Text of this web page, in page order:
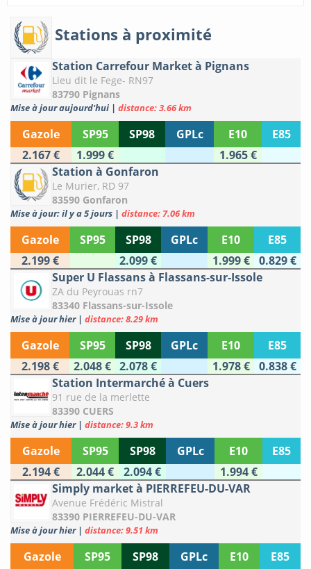
Stations à proximité
Station Carrefour Market à Pignans
Lieu dit le Fege- RN97
83790 Pignans
Mise à jour aujourd'hui | distance: 3.66 km
Gazole SP95 SP98 GPLc E10
E85
2.167 €
1.999 €
1.965 €
Station à Gonfaron
Le Murier, RD 97
83590 Gonfaron
Mise à jour: il y a 5 jours | distance: 7.06 km
Gazole SP95 SP98 GPLc E10
E85
2.199 €
2.099 € 1.999 €
0.829 €
Super U Flassans à Flassans-sur-Issole
ZA du Peyrouas rn7
83340 Flassans-sur-Issole
Mise à jour hier | distance: 8.29 km
Gazole SP95 SP98 GPLc E10
E85
2.198 €
2.048 € 2.078 € 1.978 €
0.838 €
Station Intermarché à Cuers
91 rue de la merlette
83390 CUERS
Mise à jour hier | distance: 9.3 km
Gazole SP95 SP98 GPLc E10
E85
2.194 €
2.044 € 2.094 €
1.994 €
Simply market à PIERREFEU-DU-VAR
Avenue Frédéric Mistral
83390 PIERREFEU-DU-VAR
Mise à jour hier | distance: 9.51 km
Gazole SP95 SP98 GPLc E10
E85